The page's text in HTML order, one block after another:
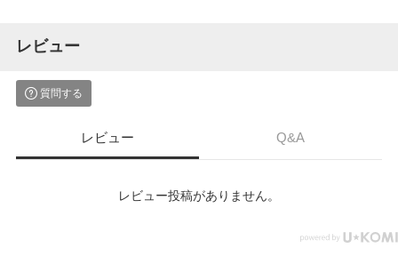
レビュー
質問する
レビュー Q&A
レビュー投稿がありません。